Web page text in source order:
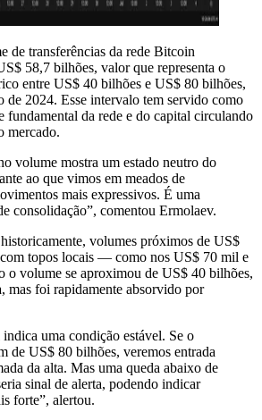
de transferências da rede Bitcoin
58,7 bilhões, valor que representa o
entre US$ 40 bilhões e US$ 80 bilhões,
de 2024. Esse intervalo tem servido como
fundamental da rede e do capital circulando
mercado.
volume mostra um estado neutro do
ao que vimos em meados de
mais expressivos. É uma
consolidação”, comentou Ermolaev.
volumes próximos de US$
topos locais — como nos US$ 70 mil e
o volume se aproximou de US$ 40 bilhões,
mas foi rapidamente absorvido por
uma condição estável. Se o
de US$ 80 bilhões, veremos entrada
da alta. Mas uma queda abaixo de
sinal de alerta, podendo indicar
forte”, alertou.